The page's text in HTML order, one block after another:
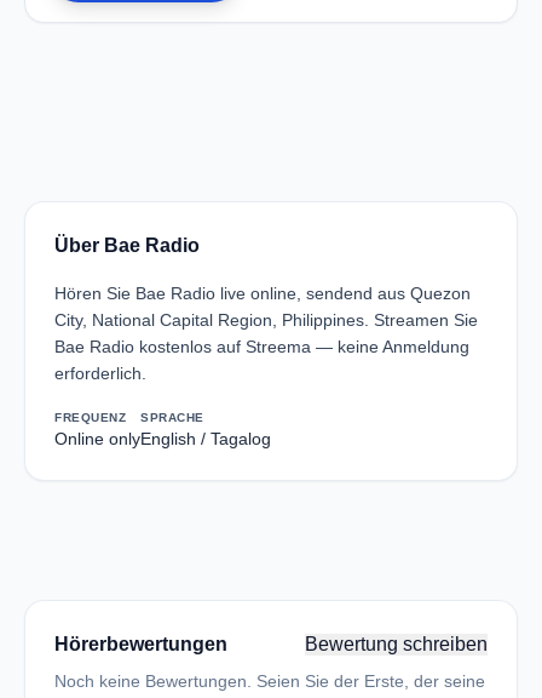
Über Bae Radio
Hören Sie Bae Radio live online, sendend aus Quezon
City, National Capital Region, Philippines. Streamen Sie
Bae Radio kostenlos auf Streema — keine Anmeldung
erforderlich.
FREQUENZ
Online only
SPRACHE
English / Tagalog
Hörerbewertungen Bewertung schreiben
Noch keine Bewertungen. Seien Sie der Erste, der seine